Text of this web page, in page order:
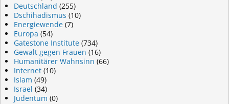
Deutschland (255)
Dschihadismus (10)
Energiewende (7)
Europa (54)
Gatestone Institute (734)
Gewalt gegen Frauen (16)
Humanitärer Wahnsinn (66)
Internet (10)
Islam (49)
Israel (34)
Judentum (0)